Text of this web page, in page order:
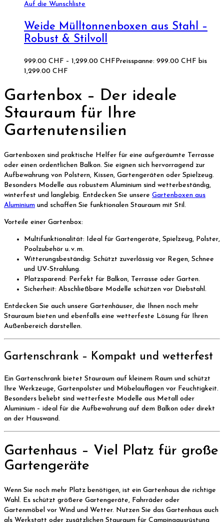
Auf die Wunschliste
Weide Mülltonnenboxen aus Stahl –
Robust & Stilvoll
999.00 CHF – 1,299.00 CHFPreisspanne: 999.00 CHF bis
1,299.00 CHF
Gartenbox – Der ideale
Stauraum für Ihre
Gartenutensilien
Gartenboxen sind praktische Helfer für eine aufgeräumte Terrasse
oder einen ordentlichen Balkon. Sie eignen sich hervorragend zur
Aufbewahrung von Polstern, Kissen, Gartengeräten oder Spielzeug.
Besonders Modelle aus robustem Aluminium sind wetterbeständig,
winterfest und langlebig. Entdecken Sie unsere Gartenboxen aus
Aluminium und schaffen Sie funktionalen Stauraum mit Stil.
Vorteile einer Gartenbox:
Multifunktionalität: Ideal für Gartengeräte, Spielzeug, Polster,
Poolzubehör u. v. m.
Witterungsbeständig: Schützt zuverlässig vor Regen, Schnee
und UV-Strahlung.
Platzsparend: Perfekt für Balkon, Terrasse oder Garten.
Sicherheit: Abschließbare Modelle schützen vor Diebstahl.
Entdecken Sie auch unsere Gartenhäuser, die Ihnen noch mehr
Stauraum bieten und ebenfalls eine wetterfeste Lösung für Ihren
Außenbereich darstellen.
Gartenschrank – Kompakt und wetterfest
Ein Gartenschrank bietet Stauraum auf kleinem Raum und schützt
Ihre Werkzeuge, Gartenpolster und Möbelauflagen vor Feuchtigkeit.
Besonders beliebt sind wetterfeste Modelle aus Metall oder
Aluminium – ideal für die Aufbewahrung auf dem Balkon oder direkt
an der Hauswand.
Gartenhaus – Viel Platz für große
Gartengeräte
Wenn Sie noch mehr Platz benötigen, ist ein Gartenhaus die richtige
Wahl. Es schützt größere Gartengeräte, Fahrräder oder
Gartenmöbel vor Wind und Wetter. Nutzen Sie das Gartenhaus auch
als Werkstatt oder zusätzlichen Stauraum für Campingausrüstung